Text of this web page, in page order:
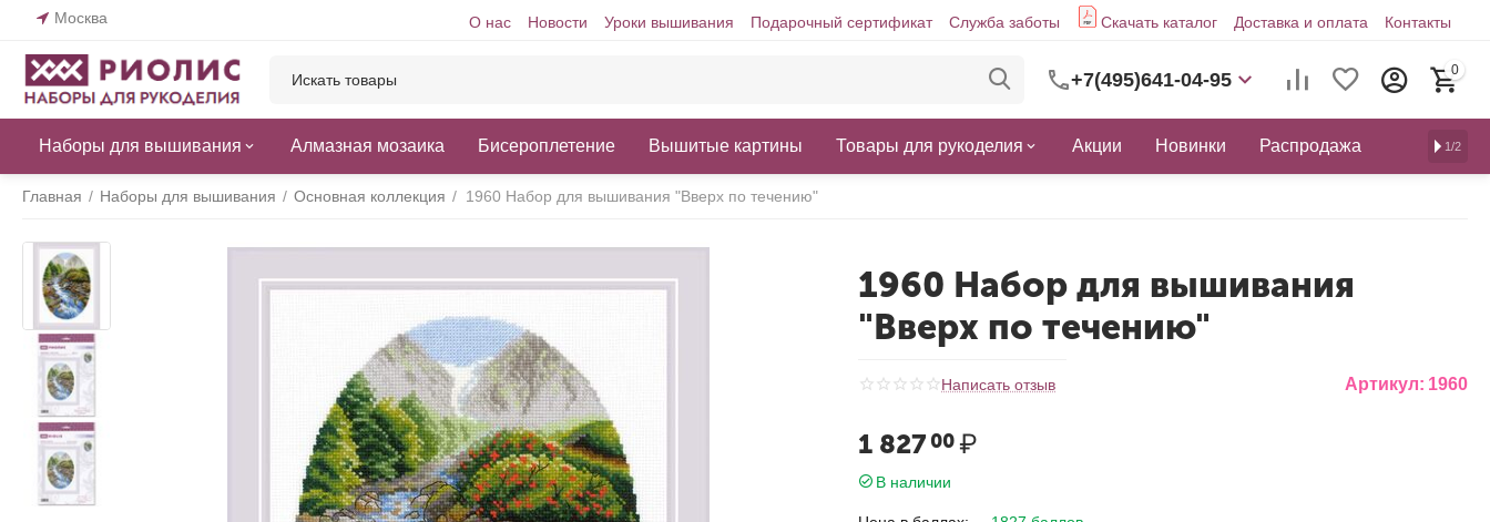
Москва О нас Новости Уроки вышивания Подарочный сертификат Служба заботы Скачать каталог Доставка и оплата Контакты
+7(495)641-04-95 0
Наборы для вышивания Алмазная мозаика Бисероплетение Вышитые картины Товары для рукоделия Акции Новинки Распродажа 1/2
Главная / Наборы для вышивания / Основная коллекция / 1960 Набор для вышивания "Вверх по течению"
1960 Набор для вышивания
"Вверх по течению"
Написать отзыв Артикул: 1960
1 827 00₽
В наличии